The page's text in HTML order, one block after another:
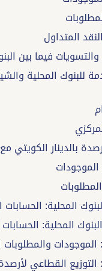
المقدمة للبنوك
: التوزيع القطاعي